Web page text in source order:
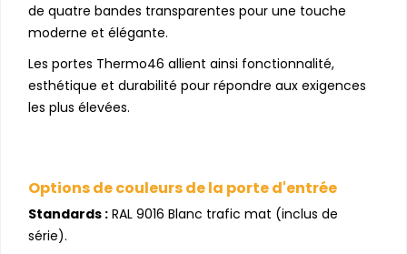
de quatre bandes transparentes pour une touche
moderne et élégante.
Les portes Thermo46 allient ainsi fonctionnalité,
esthétique et durabilité pour répondre aux exigences
les plus élevées.
Options de couleurs de la porte d'entrée
Standards : RAL 9016 Blanc trafic mat (inclus de
série).